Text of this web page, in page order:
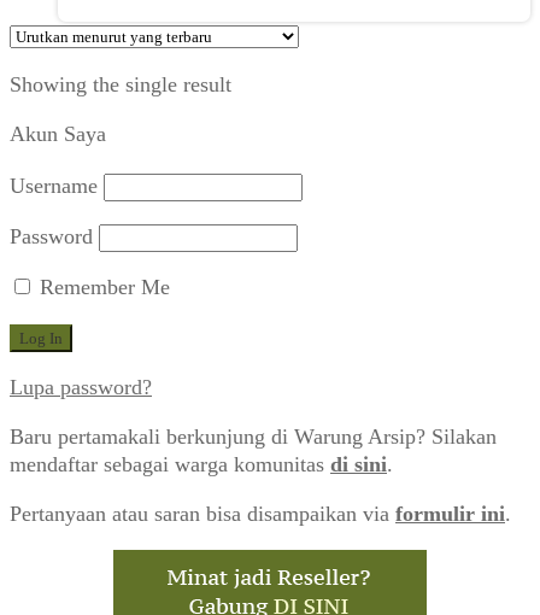
Showing the single result
Akun Saya
Username
Password
Remember Me
Lupa password?
Baru pertamakali berkunjung di Warung Arsip? Silakan
mendaftar sebagai warga komunitas di sini.
Pertanyaan atau saran bisa disampaikan via formulir ini.